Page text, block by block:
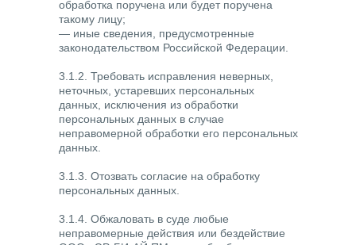
обработка поручена или будет поручена
такому лицу;
— иные сведения, предусмотренные
законодательством Российской Федерации.
3.1.2. Требовать исправления неверных,
неточных, устаревших персональных
данных, исключения из обработки
персональных данных в случае
неправомерной обработки его персональных
данных.
3.1.3. Отозвать согласие на обработку
персональных данных.
3.1.4. Обжаловать в суде любые
неправомерные действия или бездействие